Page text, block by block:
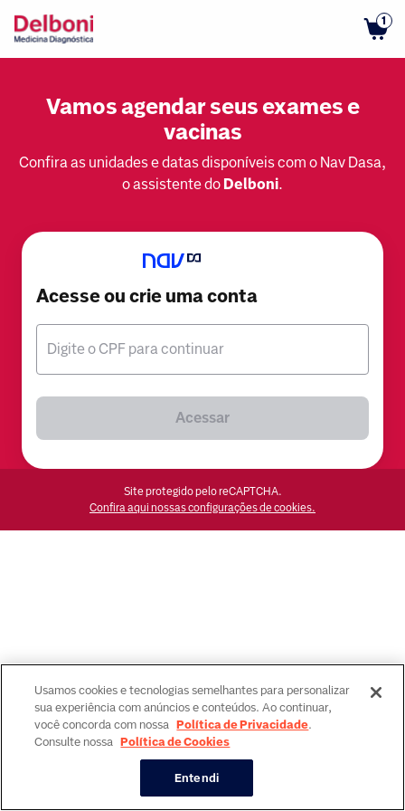
1
Vamos agendar seus exames e
vacinas
Confira as unidades e datas disponíveis com o Nav Dasa,
o assistente do Delboni.
Acesse ou crie uma conta
Digite o CPF para continuar
Acessar
Site protegido pelo reCAPTCHA.
Confira aqui nossas configurações de cookies.
Usamos cookies e tecnologias semelhantes para personalizar
sua experiência com anúncios e conteúdos. Ao continuar,
você concorda com nossa Política de Privacidade.
Consulte nossa Política de Cookies
Entendi